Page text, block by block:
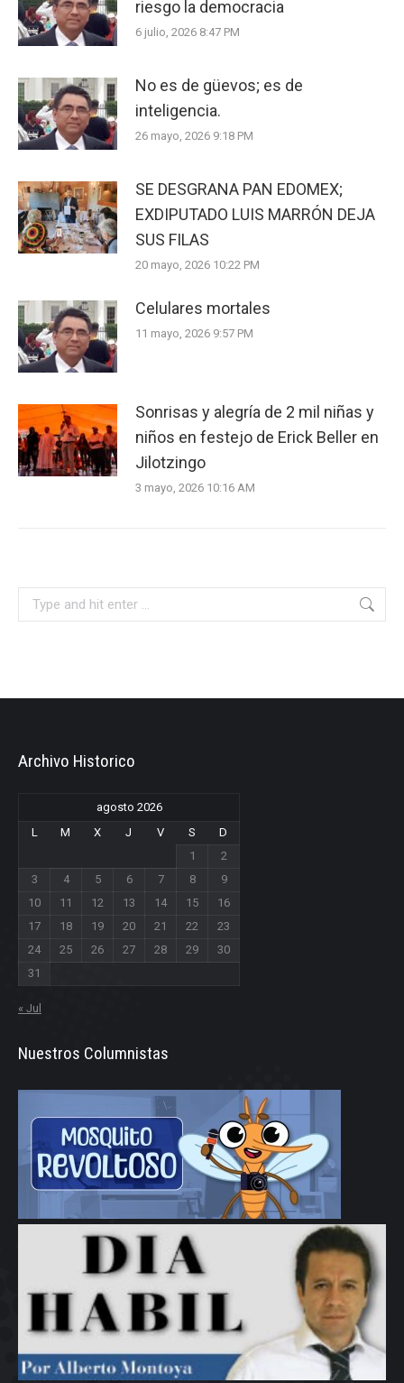
riesgo la democracia
6 julio, 2026 8:47 PM
No es de güevos; es de
inteligencia.
26 mayo, 2026 9:18 PM
SE DESGRANA PAN EDOMEX;
EXDIPUTADO LUIS MARRÓN DEJA
SUS FILAS
20 mayo, 2026 10:22 PM
Celulares mortales
11 mayo, 2026 9:57 PM
Sonrisas y alegría de 2 mil niñas y
niños en festejo de Erick Beller en
Jilotzingo
3 mayo, 2026 10:16 AM
Archivo Historico
agosto 2026
L
M X J V S
D
1
2
3
4 5 6 7 8
9
10
11 12 13 14 15
16
17
18 19 20 21 22
23
24
25 26 27 28 29
30
31
« Jul
Nuestros Columnistas